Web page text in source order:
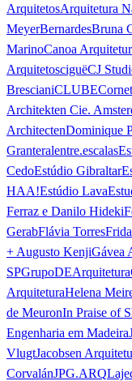
ArquitetosArquitetura
MeyerBernardesBruna
MarinoCanoa
ArquitetosciguëCJ
BrescianiCLUBE
Architekten Cie.
ArchitectenDominique
Granteralentre.escalas
CedoEstúdio Gibraltar
HAA!Estúdio Lava
Ferraz e Danilo Hideki
GerabFlávia Torres
+ Augusto KenjiGávea
SPGrupoDEArquitetura
ArquiteturaHelena
de MeuronIn Praise of
Engenharia em Madeira
VlugtJacobsen
CorvalánJPG.ARQ